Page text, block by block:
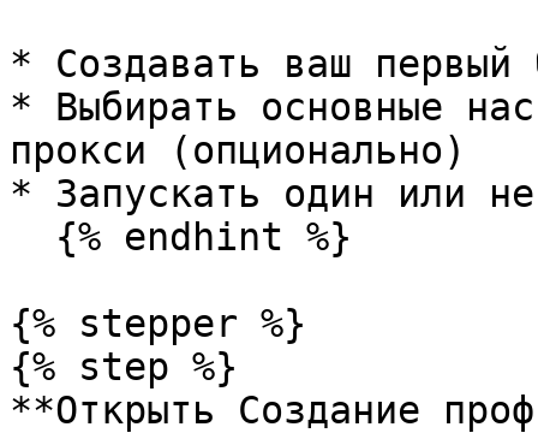
* Создавать ваш первый
* Выбирать основные
прокси (опционально)
* Запускать один или
{% stepper %}
{% step %}
**Открыть Создание